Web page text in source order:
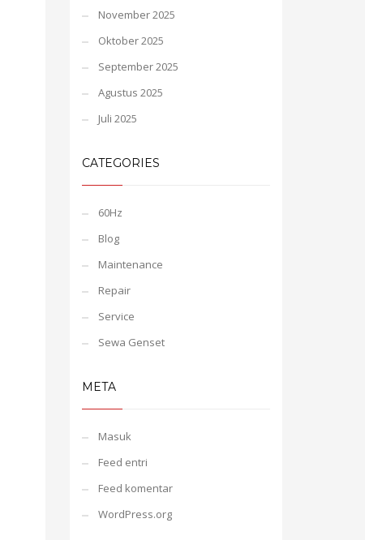
November 2025
Oktober 2025
September 2025
Agustus 2025
Juli 2025
CATEGORIES
60Hz
Blog
Maintenance
Repair
Service
Sewa Genset
META
Masuk
Feed entri
Feed komentar
WordPress.org